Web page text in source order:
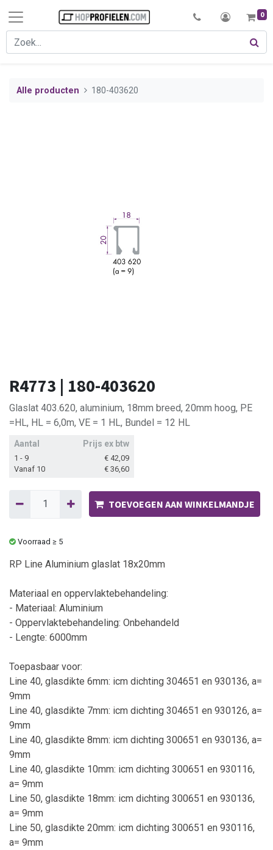
0
Alle producten 180-403620
R4773 | 180-403620
Glaslat 403.620, aluminium, 18mm breed, 20mm hoog, PE
=HL, HL = 6,0m, VE = 1 HL, Bundel = 12 HL
Aantal Prijs ex btw
1 - 9 € 42,09
Vanaf 10
€ 36,60
TOEVOEGEN AAN WINKELMANDJE
Voorraad ≥ 5
RP Line Aluminium glaslat 18x20mm
Materiaal en oppervlaktebehandeling:
- Materiaal: Aluminium
- Oppervlaktebehandeling: Onbehandeld
- Lengte: 6000mm
Toepasbaar voor:
Line 40, glasdikte 6mm: icm dichting 304651 en 930136, a=
9mm
Line 40, glasdikte 7mm: icm dichting 304651 en 930126, a=
9mm
Line 40, glasdikte 8mm: icm dichting 300651 en 930136, a=
9mm
Line 40, glasdikte 10mm: icm dichting 300651 en 930116,
a= 9mm
Line 50, glasdikte 18mm: icm dichting 300651 en 930136,
a= 9mm
Line 50, glasdikte 20mm: icm dichting 300651 en 930116,
a= 9mm